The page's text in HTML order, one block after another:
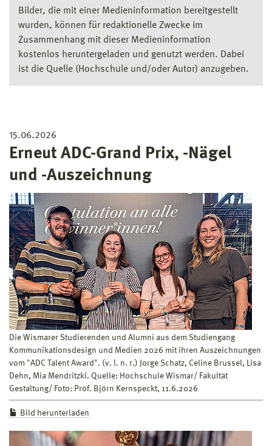
Bilder, die mit einer Medieninformation bereitgestellt
wurden, können für redaktionelle Zwecke im
Zusammenhang mit dieser Medieninformation
kostenlos heruntergeladen und genutzt werden. Dabei
ist die Quelle (Hochschule und/oder Autor) anzugeben.
15.06.2026
Erneut ADC-Grand Prix, -Nägel
und -Auszeichnung
Die Wismarer Studierenden und Alumni aus dem Studiengang
Kommunikationsdesign und Medien 2026 mit ihren Auszeichnungen
vom "ADC Talent Award". (v. l. n. r.) Jorge Schatz, Celine Brussel, Lisa
Dehn, Mia Mendritzki. Quelle: Hochschule Wismar/ Fakultät
Gestaltung/ Foto: Prof. Björn Kernspeckt, 11.6.2026
Bild herunterladen